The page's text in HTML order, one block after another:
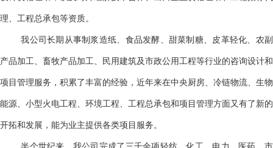
理、工程总承包等资质。
我公司长期从事制浆造纸、食品发酵、甜菜制糖、皮革轻化、农副
产品加工、畜牧产品加工、民用建筑及市政公用工程等行业的咨询设计和
项目管理服务，积累了丰富的经验，近年来在中央厨房 冷链物流 生物
能源、小型火电工程、环境工程、工程总承包和项目管理方面又有了新的
开拓和发展，能为业主提供各类项目服务。